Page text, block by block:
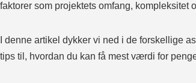
faktorer som projektets omfang, kompleksitet
I denne artikel dykker vi ned i de forskellige
tips til, hvordan du kan få mest værdi for